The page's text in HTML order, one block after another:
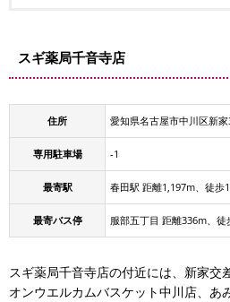
スギ薬局千音寺店
住所 愛知県名古屋市中川区新
専用駐車場 -1
最寄駅 春田駅 距離1,197m、徒歩
最寄バス停 服部五丁目 距離336m、徒
スギ薬局千音寺店の付近には、新家交
オンウエルカムバスケット中川店、あ